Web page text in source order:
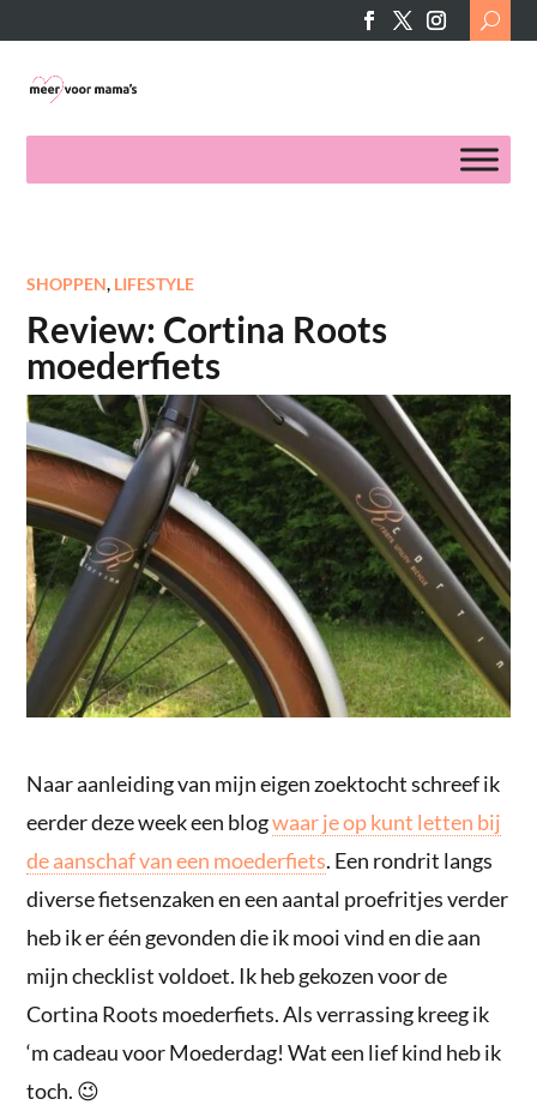
Search
for:
SHOPPEN, LIFESTYLE
Review: Cortina Roots
moederfiets
Naar aanleiding van mijn eigen zoektocht schreef ik
eerder deze week een blogwaar je op kunt letten bij
de aanschaf van een moederfiets. Een rondrit langs
diverse fietsenzaken en een aantal proefritjes verder
heb ik er één gevonden die ik mooi vind en die aan
mijn checklist voldoet. Ik heb gekozen voor de
Cortina Roots moederfiets. Als verrassing kreeg ik
‘m cadeau voor Moederdag! Wat een lief kind heb ik
toch. 😉